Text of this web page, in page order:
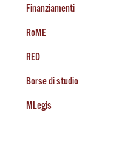
Finanziamenti
RoME
RED
Borse di studio
MLegis